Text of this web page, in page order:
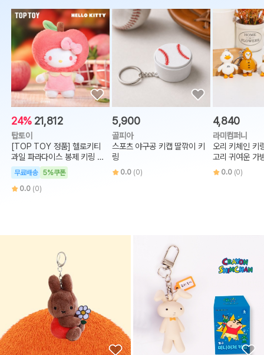
24% 21,812
탑토이
[TOP TOY 정품] 헬로키티
과일 파라다이스 봉제 키링 랜
덤박스
무료배송
5%쿠폰
0.0 (0)
5,900
골피아
스포츠 야구공 키캡 딸깎이 키
링
0.0 (0)
4,840
라미컴퍼니
오리 키체인 키
고리 귀여운 가
링 고리
0.0 (0)